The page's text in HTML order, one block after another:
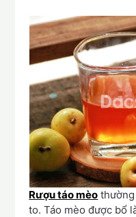
Rượu táo mèo
to. Táo mèo được bổ